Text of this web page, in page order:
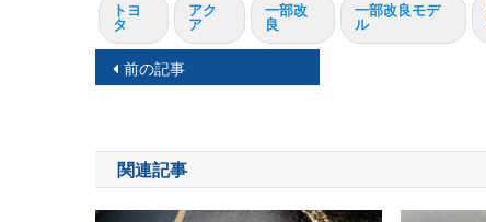
トヨ
タ
アク
ア
一部改
良
一部改良モデ
ル
投
ナ
ビ
前の記事
関連記事